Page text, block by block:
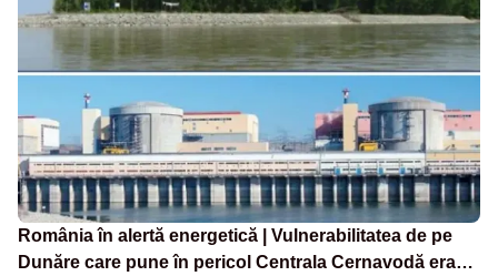
România în alertă energetică | Vulnerabilitatea de pe
Dunăre care pune în pericol Centrala Cernavodă era